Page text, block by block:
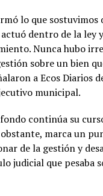
lo que sostuvimos
dentro de la ley
Nunca hubo
sobre un bien
a Ecos Diarios
municipal.
continúa su
obstante, marca un
de la gestión y
judicial que pesaba